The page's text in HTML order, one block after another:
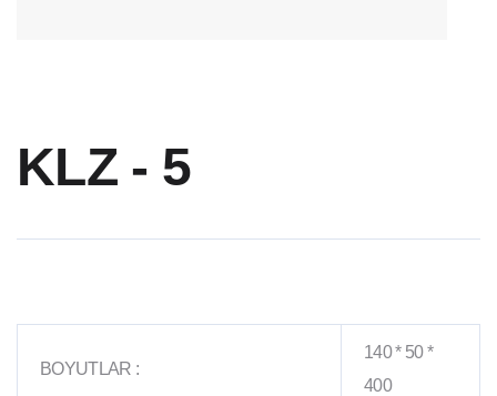
KLZ - 5
BOYUTLAR :
140 * 50 *
400